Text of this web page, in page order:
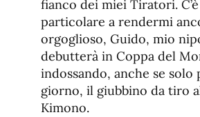
fianco dei miei Tiratori.
particolare a rendermi
orgoglioso, Guido, mio
debutterà in Coppa del
indossando, anche se solo
giorno, il giubbino da tiro
Kimono.